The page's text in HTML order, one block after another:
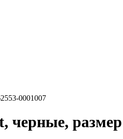
0001007
размер